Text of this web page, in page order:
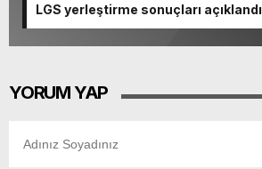
LGS yerleştirme sonuçları açıklandı
YORUM YAP